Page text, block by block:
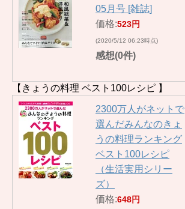
05月号 [雑誌]
価格:523円
(2020/5/12 06:23時点)
感想(0件)
【きょうの料理 ベスト100レシピ 】
2300万人がネットで
選んだみんなのきょ
うの料理ランキング
ベスト100レシピ
（生活実用シリー
ズ）
価格:648円